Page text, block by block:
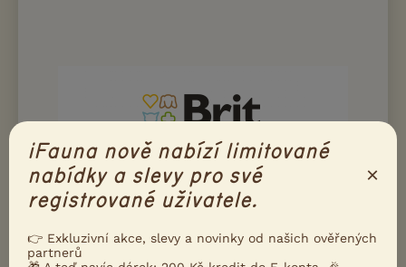
iFauna nově nabízí limitované
nabídky a slevy pro své
registrované uživatele.
×
👉 Exkluzivní akce, slevy a novinky od našich ověřených
partnerů